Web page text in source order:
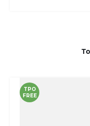
TPO
FREE